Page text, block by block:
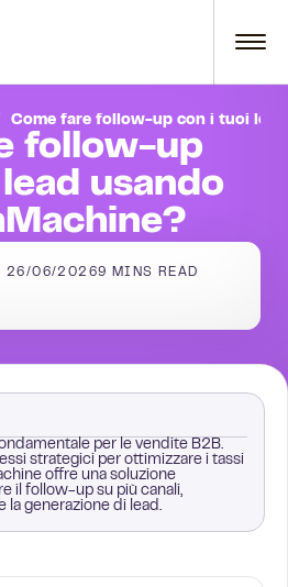
Come fare follow-up con i tuoi
follow-up
usando
26/06/20269 MINS READ
per le vendite B2B.
strategici per ottimizzare i tassi
offre una soluzione
il follow-up su più canali,
la generazione di lead.
up dei lead?